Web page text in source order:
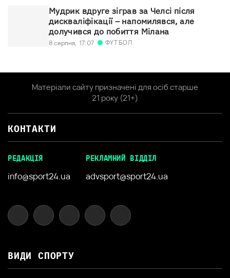
Мудрик вдруге зіграв за Челсі після
дискваліфікації – напомилявся, але
долучився до побиття Мілана
8 серпня, 17:07 ФУТБОЛ
Матеріали сайту призначені для осіб старше
21 року (21+)
КОНТАКТИ
РЕДАКЦІЯ
info@sport24.ua
РЕКЛАМНИЙ ВІДДІЛ
advsport@sport24.ua
ВИДИ СПОРТУ